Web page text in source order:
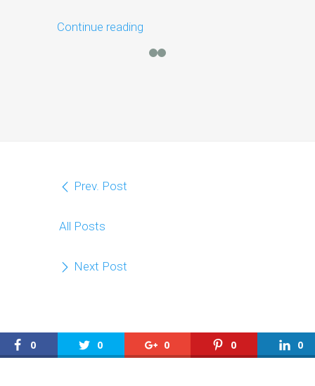
Continue reading
Prev. Post
All Posts
Next Post
0 0 0 0 0